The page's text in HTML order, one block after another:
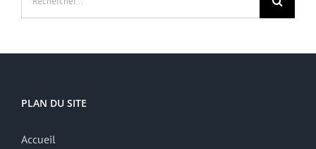
PLAN DU SITE
Accueil